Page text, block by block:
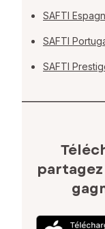
SAFTI
SAFTI
SAFTI